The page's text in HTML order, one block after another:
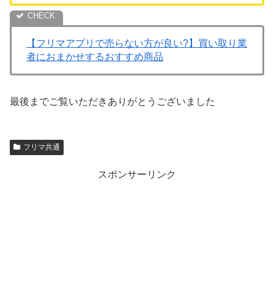
【フリマアプリで売らない方が良い?】買い取り業
者におまかせするおすすめ商品
最後までご覧いただきありがとうございました
フリマ共通
スポンサーリンク